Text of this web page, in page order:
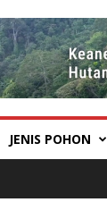
JENIS POHON